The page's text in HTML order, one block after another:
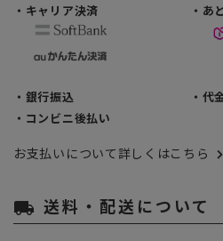
・キャリア決済 ・あ
・銀行振込
・代
・コンビニ後払い
お支払いについて詳しくはこちら
local_shipping 送料・配送について